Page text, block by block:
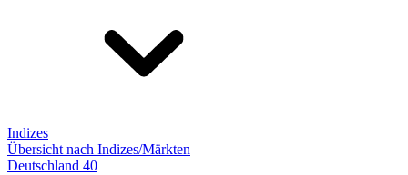
Indizes
Übersicht nach Indizes/Märkten
Deutschland 40